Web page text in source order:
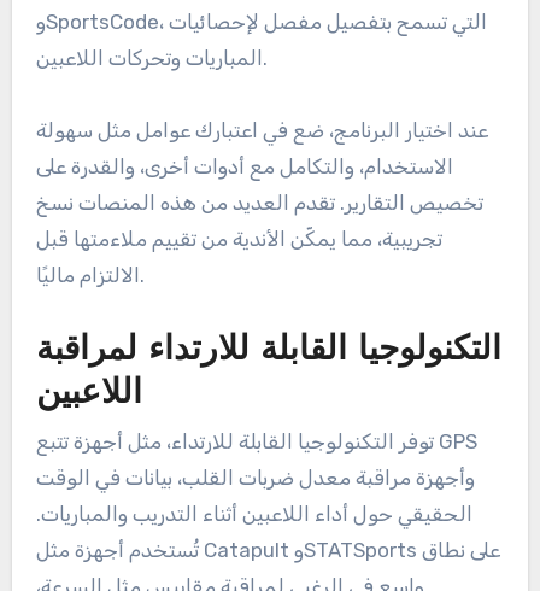
وSportsCode، التي تسمح بتفصيل مفصل لإحصائيات
المباريات وتحركات اللاعبين.
عند اختيار البرنامج، ضع في اعتبارك عوامل مثل سهولة
الاستخدام، والتكامل مع أدوات أخرى، والقدرة على
تخصيص التقارير. تقدم العديد من هذه المنصات نسخ
تجريبية، مما يمكّن الأندية من تقييم ملاءمتها قبل
الالتزام ماليًا.
التكنولوجيا القابلة للارتداء لمراقبة
اللاعبين
توفر التكنولوجيا القابلة للارتداء، مثل أجهزة تتبع GPS
وأجهزة مراقبة معدل ضربات القلب، بيانات في الوقت
الحقيقي حول أداء اللاعبين أثناء التدريب والمباريات.
تُستخدم أجهزة مثل Catapult وSTATSports على نطاق